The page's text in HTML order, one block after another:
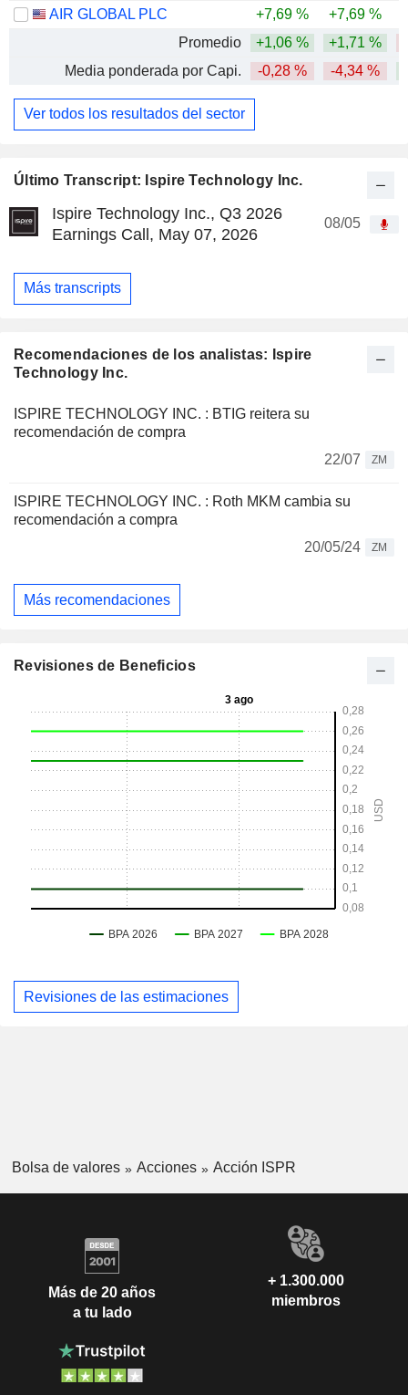
Último Transcript: Ispire Technology Inc.
Ispire Technology Inc., Q3 2026
Earnings Call, May 07, 2026
08/05
Más transcripts
Recomendaciones de los analistas: Ispire
Technology Inc.
ISPIRE TECHNOLOGY INC. : BTIG reitera su
recomendación de compra
22/07
ZM
ISPIRE TECHNOLOGY INC. : Roth MKM cambia su
recomendación a compra
20/05/24
ZM
Más recomendaciones
AIR GLOBAL PLC
+7,69 % +7,69 %
Promedio
+1,06 % +1,71 %
Media ponderada por Capi.
-0,28 % -4,34 %
Ver todos los resultados del sector
Revisiones de Beneficios
Revisiones de las estimaciones
Bolsa de valores Acciones Acción ISPR
Más de 20 años
a tu lado
+ 1.300.000
miembros